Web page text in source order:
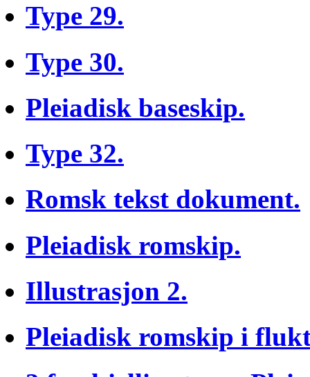
Type 29.
Type 30.
Pleiadisk baseskip.
Type 32.
Romsk tekst dokument.
Pleiadisk romskip.
Illustrasjon 2.
Pleiadisk romskip i